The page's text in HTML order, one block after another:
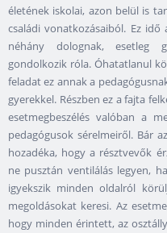
életének iskolai, azon belül is
családi vonatkozásaiból. Ez
néhány dolognak, esetleg
gondolkozik róla. Óhatatlanul
feladat ez annak a
gyerekkel. Részben ez a fajta
esetmegbeszélés valóban a
pedagógusok sérelmeiről. Bár
hozadéka, hogy a résztvevők
ne pusztán ventilálás legyen,
igyekszik minden oldalról
megoldásokat keresi. Az
hogy minden érintett, az